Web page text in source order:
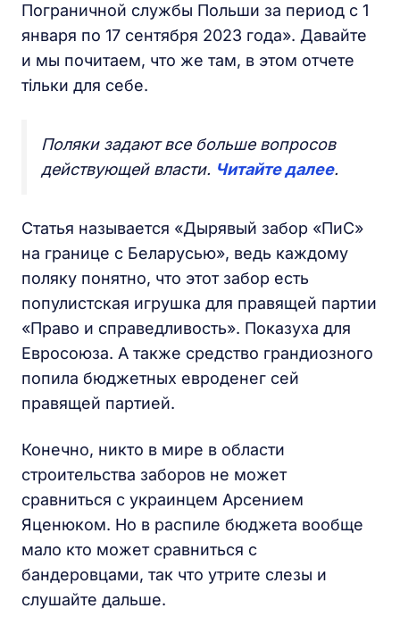
Пограничной службы Польши за период с 1
января по 17 сентября 2023 года». Давайте
и мы почитаем, что же там, в этом отчете
тільки для себе.
​Поляки задают все больше вопросов
действующей власти. Читайте далее.
Статья называется «Дырявый забор «ПиС»
на границе с Беларусью», ведь каждому
поляку понятно, что этот забор есть
популистская игрушка для правящей партии
«Право и справедливость». Показуха для
Евросоюза. А также средство грандиозного
попила бюджетных евроденег сей
правящей партией.
Конечно, никто в мире в области
строительства заборов не может
сравниться с украинцем Арсением
Яценюком. Но в распиле бюджета вообще
мало кто может сравниться с
бандеровцами, так что утрите слезы и
слушайте дальше.